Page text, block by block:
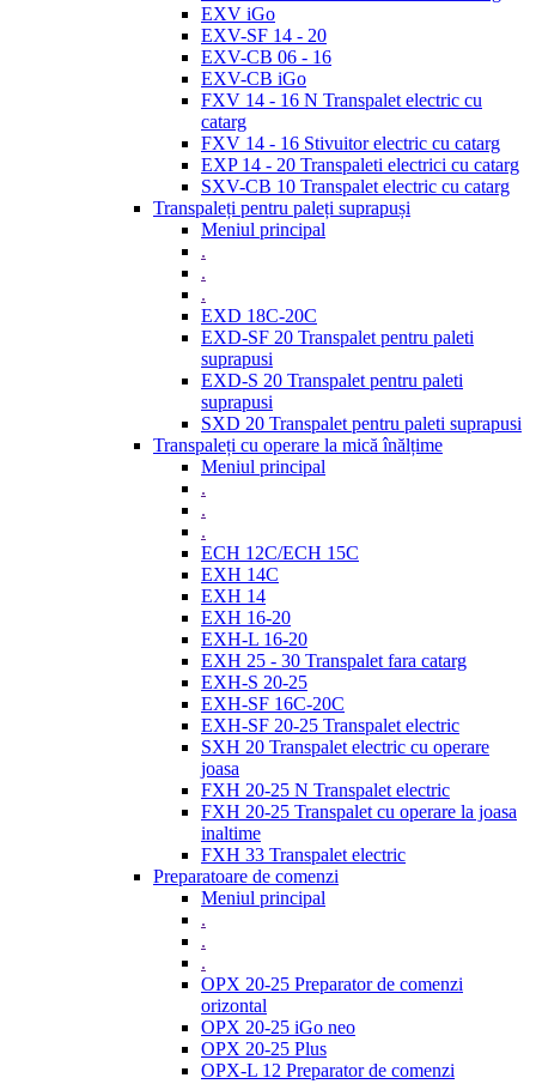
EXV iGo
EXV-SF 14 - 20
EXV-CB 06 - 16
EXV-CB iGo
FXV 14 - 16 N Transpalet electric cu
catarg
FXV 14 - 16 Stivuitor electric cu catarg
EXP 14 - 20 Transpaleti electrici cu catarg
SXV-CB 10 Transpalet electric cu catarg
Transpaleți pentru paleți suprapuși
Meniul principal
.
.
.
EXD 18C-20C
EXD-SF 20 Transpalet pentru paleti
suprapusi
EXD-S 20 Transpalet pentru paleti
suprapusi
SXD 20 Transpalet pentru paleti suprapusi
Transpaleți cu operare la mică înălțime
Meniul principal
.
.
.
ECH 12C/ECH 15C
EXH 14C
EXH 14
EXH 16-20
EXH-L 16-20
EXH 25 - 30 Transpalet fara catarg
EXH-S 20-25
EXH-SF 16C-20C
EXH-SF 20-25 Transpalet electric
SXH 20 Transpalet electric cu operare
joasa
FXH 20-25 N Transpalet electric
FXH 20-25 Transpalet cu operare la joasa
inaltime
FXH 33 Transpalet electric
Preparatoare de comenzi
Meniul principal
.
.
.
OPX 20-25 Preparator de comenzi
orizontal
OPX 20-25 iGo neo
OPX 20-25 Plus
OPX-L 12 Preparator de comenzi